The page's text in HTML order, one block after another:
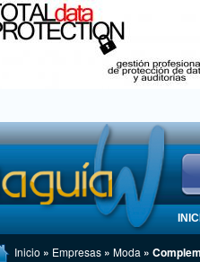
Inicio » Empresas » Moda »